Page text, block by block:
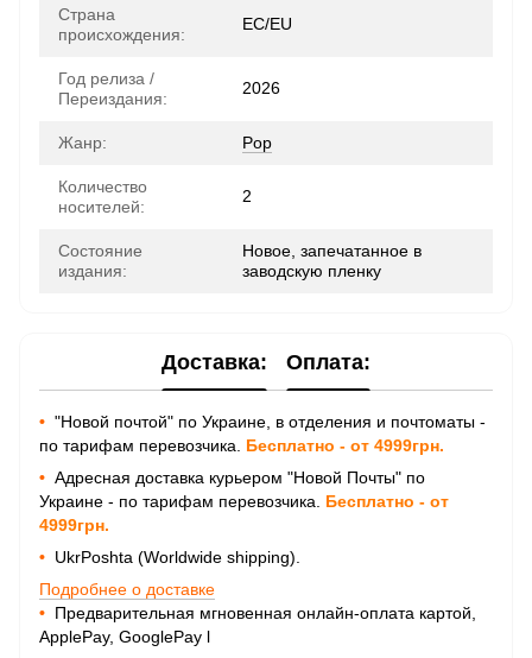
Страна
происхождения:
ЕС/EU
Год релиза /
Переиздания:
2026
Жанр: Pop
Количество
носителей:
2
Состояние
издания:
Новое, запечатанное в
заводскую пленку
Доставка: Оплата:
• "Новой почтой" по Украине, в отделения и почтоматы -
по тарифам перевозчика. Бесплатно - от 4999грн.
• Адресная доставка курьером "Новой Почты" по
Украине - по тарифам перевозчика. Бесплатно - от
4999грн.
• UkrPoshta (Worldwide shipping).
Подробнее о доставке
• Предварительная мгновенная онлайн-оплата картой,
ApplePay, GooglePay l